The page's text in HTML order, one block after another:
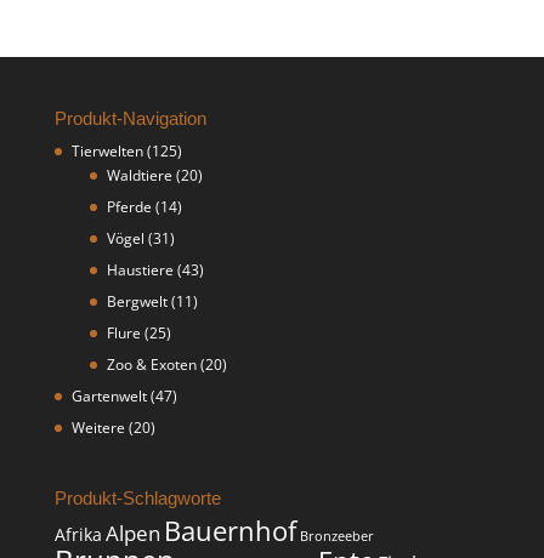
Produkt-Navigation
Tierwelten(125)
Waldtiere (20)
Pferde (14)
Vögel (31)
Haustiere (43)
Bergwelt(11)
Flure (25)
Zoo & Exoten(20)
Gartenwelt(47)
Weitere (20)
Produkt-Schlagworte
Afrika Alpen Bauernhof Bronzeeber